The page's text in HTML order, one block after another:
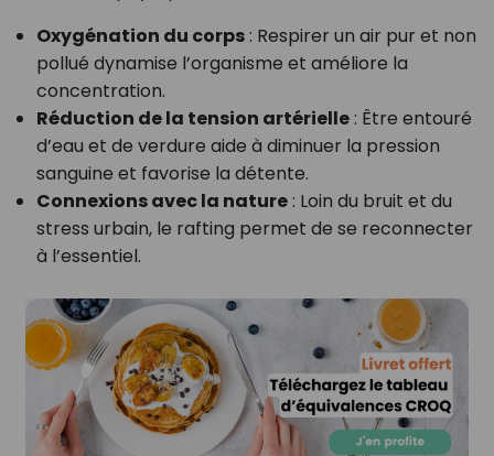
Oxygénation du corps: Respirer un air pur et non
pollué dynamise l’organisme et améliore la
concentration.
Réduction de la tension artérielle: Être entouré
d’eau et de verdure aide à diminuer la pression
sanguine et favorise la détente.
Connexions avec la nature: Loin du bruit et du
stress urbain, le rafting permet de se reconnecter
à l’essentiel.